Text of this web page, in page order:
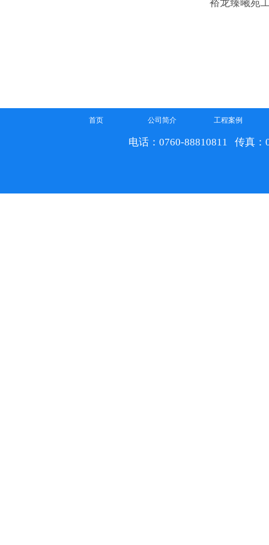
裕龙臻曦苑
首页 公司简介 工程案例
电话：0760-88810811 传真